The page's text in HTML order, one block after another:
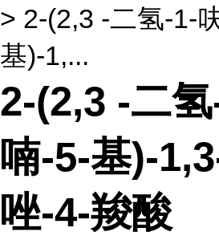
> 2-(2,3 -二氢-1-
基)-1,...
2-(2,3 -二
喃-5-基)-
唑-4-羧酸